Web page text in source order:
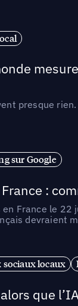
presque
sur Google
:
France le
devraient
sociaux locaux
que